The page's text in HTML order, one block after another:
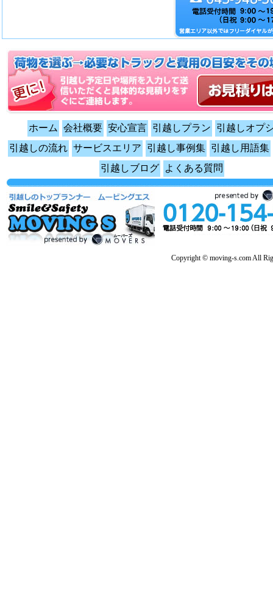
ホーム 会社概要 安心宣言 引越しプラン
引越しオプ
引越しの流れ サービスエリア 引越し事例集 引越し用語集
引越しブログ
よくある質問
Copyright © moving-s.com All